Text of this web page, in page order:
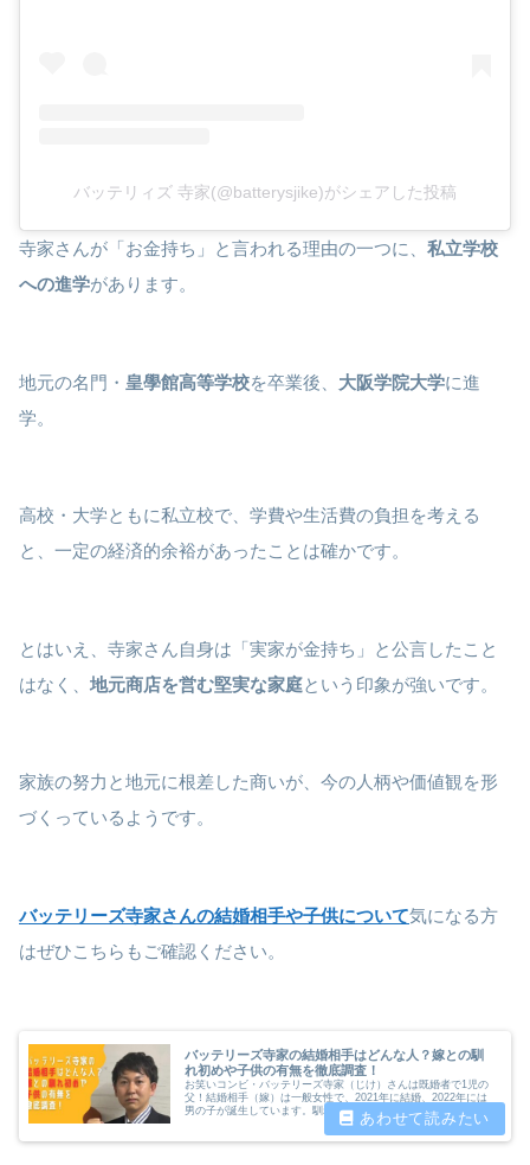
バッテリィズ 寺家(@batterysjike)がシェアした投稿
寺家さんが「お金持ち」と言われる理由の一つに、 私立学校
への進学があります。
地元の名門・ 皇學館高等学校を卒業後、 大阪学院大学に進
学。
高校・大学ともに私立校で、学費や生活費の負担を考える
と、一定の経済的余裕があったことは確かです。
とはいえ、寺家さん自身は「実家が金持ち」と公言したこと
はなく、 地元商店を営む堅実な家庭という印象が強いです。
家族の努力と地元に根差した商いが、今の人柄や価値観を形
づくっているようです。
バッテリーズ寺家さんの結婚相手や子供について気になる方
はぜひこちらもご確認ください。
バッテリーズ寺家の結婚相手はどんな人？嫁との馴
れ初めや子供の有無を徹底調査！
お笑いコンビ・バッテリーズ寺家（じけ）さんは既婚者で1児の
父！結婚相手（嫁）は一般女性で、2021年に結婚、2022年には
男の子が誕生しています。馴れ初めや子育てエピソード、SNSで
見せる家庭的な一面も徹底紹介！